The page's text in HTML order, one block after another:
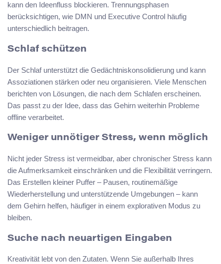
kann den Ideenfluss blockieren. Trennungsphasen
berücksichtigen, wie DMN und Executive Control häufig
unterschiedlich beitragen.
Schlaf schützen
Der Schlaf unterstützt die Gedächtniskonsolidierung und kann
Assoziationen stärken oder neu organisieren. Viele Menschen
berichten von Lösungen, die nach dem Schlafen erscheinen.
Das passt zu der Idee, dass das Gehirn weiterhin Probleme
offline verarbeitet.
Weniger unnötiger Stress, wenn möglich
Nicht jeder Stress ist vermeidbar, aber chronischer Stress kann
die Aufmerksamkeit einschränken und die Flexibilität verringern.
Das Erstellen kleiner Puffer – Pausen, routinemäßige
Wiederherstellung und unterstützende Umgebungen – kann
dem Gehirn helfen, häufiger in einem explorativen Modus zu
bleiben.
Suche nach neuartigen Eingaben
Kreativität lebt von den Zutaten. Wenn Sie außerhalb Ihres